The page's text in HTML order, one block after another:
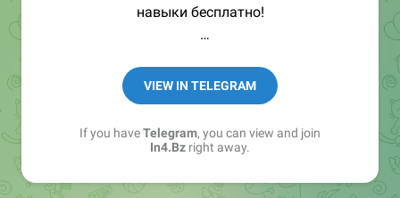
навыки бесплатно!
➖ in4.bz/
➖ https://t.me/in4bz
➖ twitter.com/bz_in4
➖ https://t.me/in4news
VIEW IN TELEGRAM
If you haveTelegram, you can view and join
In4.Bz right away.